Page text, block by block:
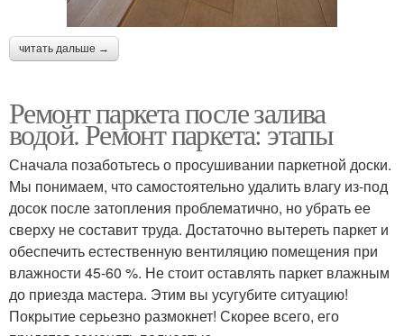
читать дальше →
Ремонт паркета после залива
водой. Ремонт паркета: этапы
Сначала позаботьтесь о просушивании паркетной доски.
Мы понимаем, что самостоятельно удалить влагу из-под
досок после затопления проблематично, но убрать ее
сверху не составит труда. Достаточно вытереть паркет и
обеспечить естественную вентиляцию помещения при
влажности 45-60 %. Не стоит оставлять паркет влажным
до приезда мастера. Этим вы усугубите ситуацию!
Покрытие серьезно размокнет! Скорее всего, его